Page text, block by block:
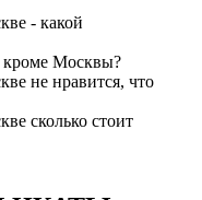
- какой
кроме Москвы?
не нравится, что
сколько стоит